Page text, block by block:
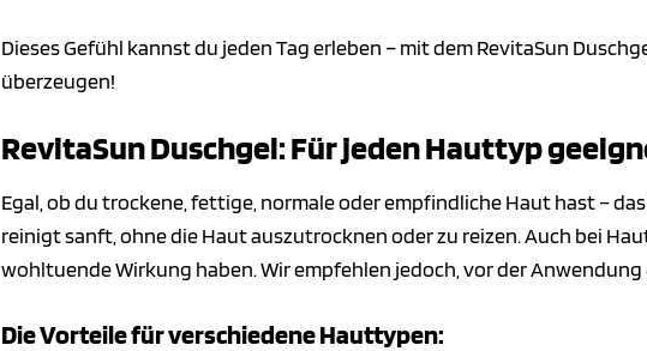
Dieses Gefühl kannst du jeden Tag erleben – mit dem RevitaSun
überzeugen!
RevitaSun Duschgel: Für jeden Hauttyp
Egal, ob du trockene, fettige, normale oder empfindliche Haut hast –
reinigt sanft, ohne die Haut auszutrocknen oder zu reizen. Auch bei
wohltuende Wirkung haben. Wir empfehlen jedoch, vor der
Die Vorteile für verschiedene Hauttypen: